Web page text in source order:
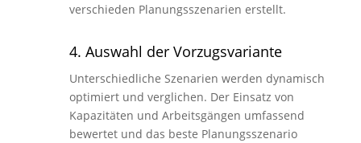
verschieden Planungsszenarien erstellt.
4. Auswahl der Vorzugsvariante
Unterschiedliche Szenarien werden dynamisch
optimiert und verglichen. Der Einsatz von
Kapazitäten und Arbeitsgängen umfassend
bewertet und das beste Planungsszenario